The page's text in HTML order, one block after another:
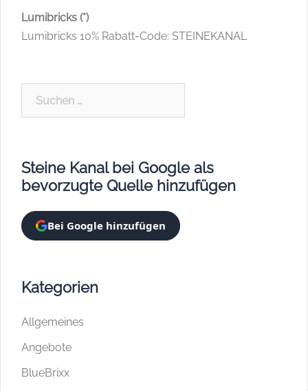
Lumibricks (*)
Lumibricks 10% Rabatt-Code: STEINEKANAL
Steine Kanal bei Google als
bevorzugte Quelle hinzufügen
Bei Google hinzufügen
Kategorien
Allgemeines
Angebote
BlueBrixx